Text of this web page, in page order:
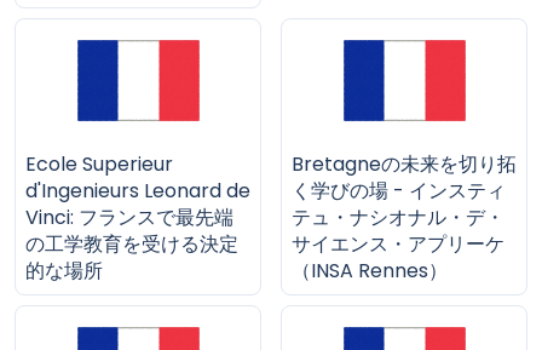
Ecole Superieur
d'Ingenieurs Leonard de
Vinci: フランスで最先端
の工学教育を受ける決定
的な場所
Bretagneの未来を切り拓
く学びの場 - インスティ
テュ・ナシオナル・デ・
サイエンス・アプリーケ
（INSA Rennes）